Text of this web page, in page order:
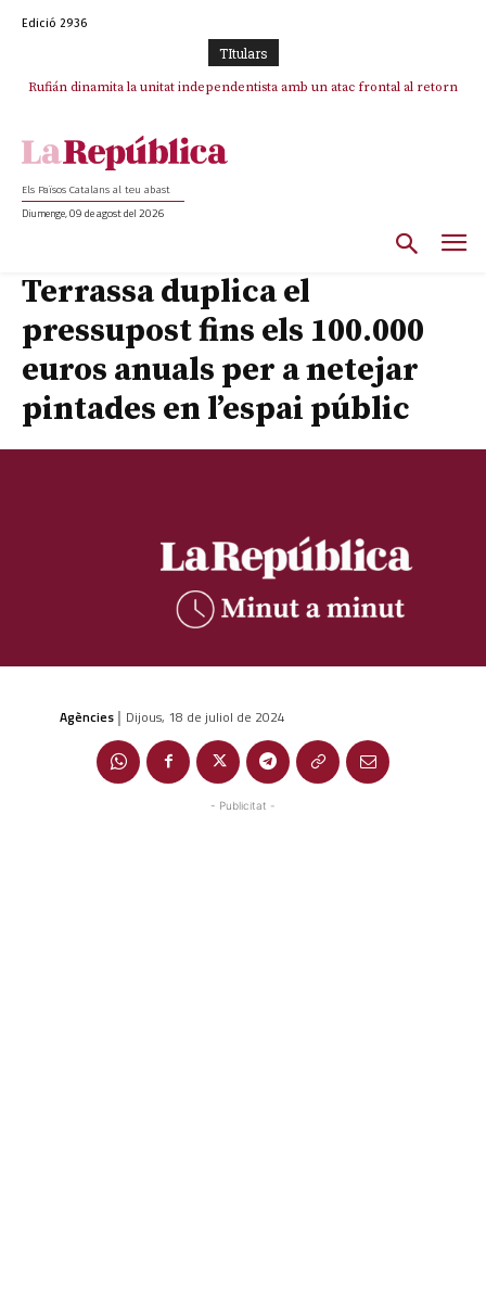
Edició 2936
TItulars
Rufián dinamita la unitat independentista amb un atac frontal al retorn
Els Països Catalans al teu abast
Diumenge, 09 de agost del 2026
Terrassa duplica el
pressupost fins els 100.000
euros anuals per a netejar
pintades en l’espai públic
Agències | Dijous, 18 de juliol de 2024
- Publicitat -